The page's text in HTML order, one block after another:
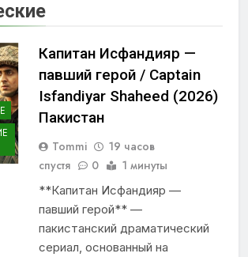
Капитан Исфандияр —
павший герой / Captain
Isfandiyar Shaheed (2026)
Пакистан
Tommi
19 часов
спустя
0 1 минуты
**Капитан Исфандияр —
павший герой** —
пакистанский драматический
сериал, основанный на